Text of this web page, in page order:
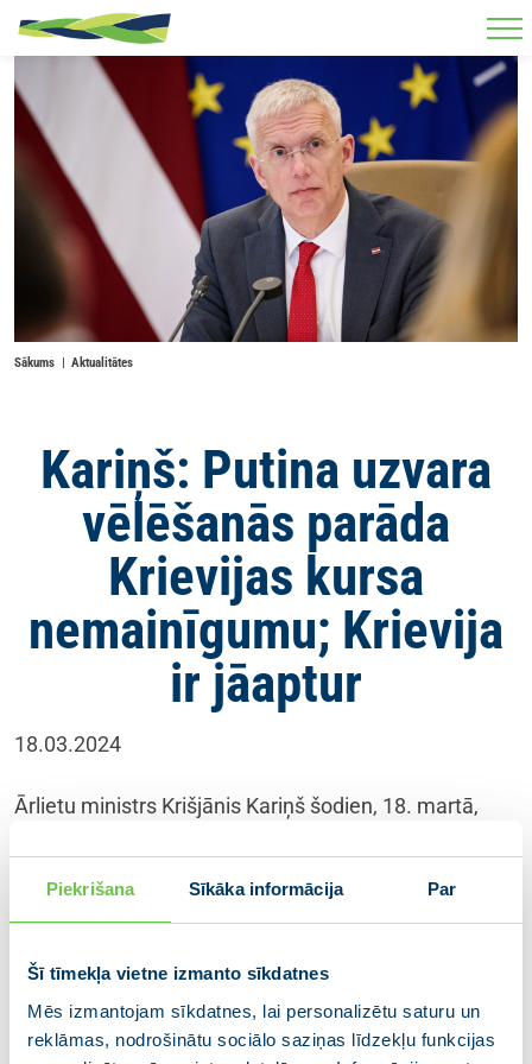
Piekrišana Sīkāka informācija Par
Šī tīmekļa vietne izmanto sīkdatnes
Mēs izmantojam sīkdatnes, lai personalizētu saturu un
reklāmas, nodrošinātu sociālo saziņas līdzekļu funkcijas
Skip to main content
Sākums Aktualitātes
Kariņš: Putina uzvara
vēlēšanās parāda
Krievijas kursa
nemainīgumu; Krievija
ir jāaptur
18.03.2024
Ārlietu ministrs Krišjānis Kariņš šodien, 18. martā,
pulcējās Eiropas Savienības ārlietu ministri, pauda
Latvijas viedokli par tikko notikušajām Krievijas
prezidenta vēlēšanām.
Apvienotās Karalistes laikraksts “The Financial
Times” publikācijā par Rietumu reakciju uz Krievijas
prezidenta vēlēšanām ir minējis Latvijas ārlietu